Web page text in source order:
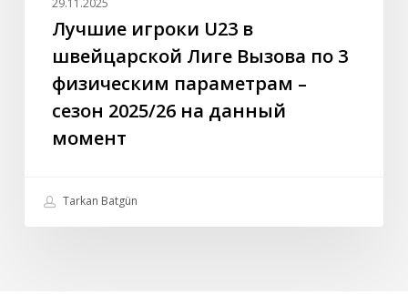
2025/26
данный
момент
Лучшие игроки U23 в
швейцарской Лиге Вызова по 3
физическим параметрам –
сезон 2025/26 на данный
момент
Tarkan Batgün